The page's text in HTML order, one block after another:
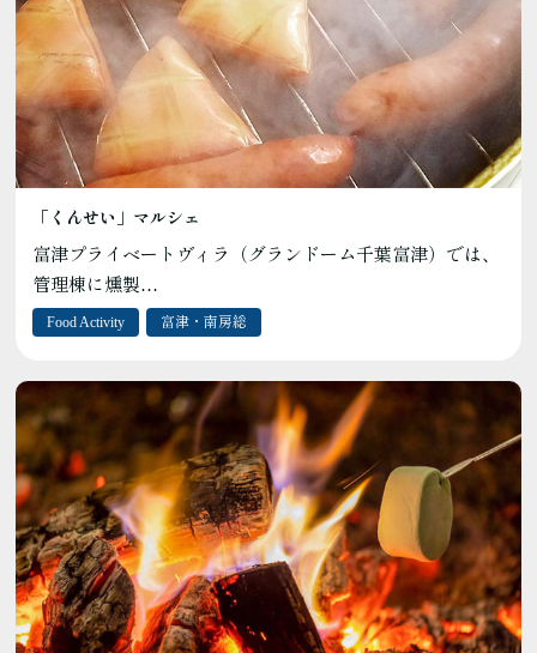
「くんせい」マルシェ
富津プライベートヴィラ（グランドーム千葉富津）では、
管理棟に燻製…
Food Activity 富津・南房総